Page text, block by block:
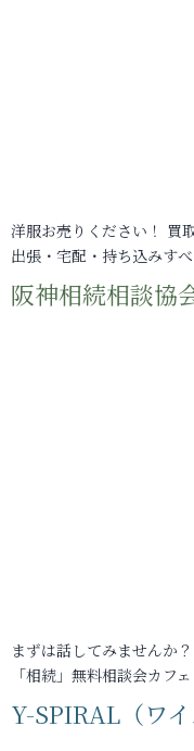
洋服お売りください！ 買
出張・宅配・持ち込みすべ
阪神相続相談協
まずは話してみませんか？
「相続」無料相談会カフェ
Y-SPIRAL（ワイ